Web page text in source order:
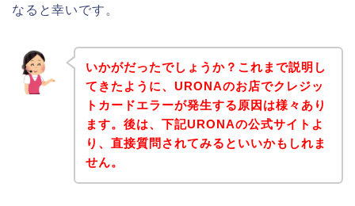
なると幸いです。
いかがだったでしょうか？これまで説明し
てきたように、URONAのお店でクレジッ
トカードエラーが発生する原因は様々あり
ます。後は、下記URONAの公式サイトよ
り、直接質問されてみるといいかもしれま
せん。